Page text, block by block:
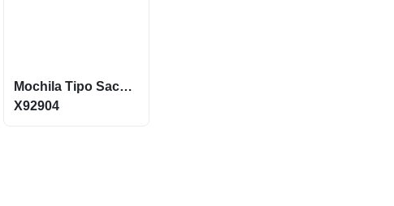
Mochila Tipo Saco em non-woven (80 g/m²) com alças X92904
X92904